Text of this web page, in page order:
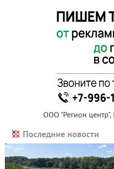
ООО "Регион
Последние новости